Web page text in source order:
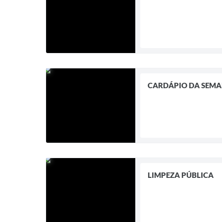
CARDÁPIO DA
LIMPEZA PÚBLICA